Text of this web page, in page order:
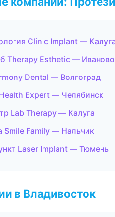
Clinic Implant — Калуга
Therapy Esthetic — Иваново
Dental — Волгоград
Expert — Челябинск
Lab Therapy — Калуга
Smile Family — Нальчик
Laser Implant — Тюмень
в Владивосток